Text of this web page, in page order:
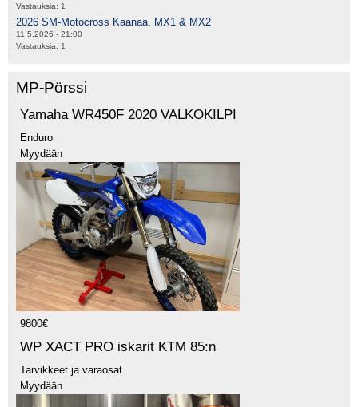
Vastauksia: 1
2026 SM-Motocross Kaanaa, MX1 & MX2
11.5.2026 - 21:00
Vastauksia: 1
MP-Pörssi
Yamaha WR450F 2020 VALKOKILPI
Enduro
Myydään
9800€
WP XACT PRO iskarit KTM 85:n
Tarvikkeet ja varaosat
Myydään